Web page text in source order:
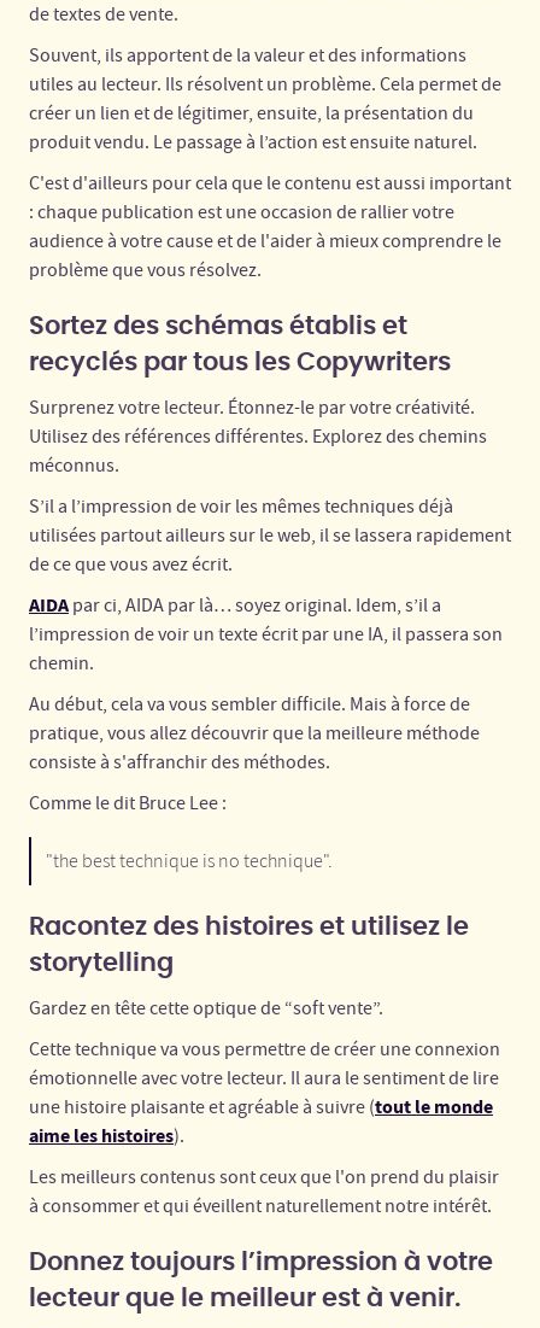
de textes de vente.
Souvent, ils apportent de la valeur et des informations
utiles au lecteur. Ils résolvent un problème. Cela permet de
créer un lien et de légitimer, ensuite, la présentation du
produit vendu. Le passage à l’action est ensuite naturel.
C'est d'ailleurs pour cela que le contenu est aussi important
: chaque publication est une occasion de rallier votre
audience à votre cause et de l'aider à mieux comprendre le
problème que vous résolvez.
Sortez des schémas établis et
recyclés par tous les Copywriters
Surprenez votre lecteur. Étonnez-le par votre créativité.
Utilisez des références différentes. Explorez des chemins
méconnus.
S’il a l’impression de voir les mêmes techniques déjà
utilisées partout ailleurs sur le web, il se lassera rapidement
de ce que vous avez écrit.
AIDApar ci, AIDA par là… soyez original. Idem, s’il a
l’impression de voir un texte écrit par une IA, il passera son
chemin.
Au début, cela va vous sembler difficile. Mais à force de
pratique, vous allez découvrir que la meilleure méthode
consiste à s'affranchir des méthodes.
Comme le dit Bruce Lee :
"the best technique is no technique".
Racontez des histoires et utilisez le
storytelling
Gardez en tête cette optique de “soft vente”.
Cette technique va vous permettre de créer une connexion
émotionnelle avec votre lecteur. Il aura le sentiment de lire
une histoire plaisante et agréable à suivre (tout le monde
aime les histoires).
Les meilleurs contenus sont ceux que l'on prend du plaisir
à consommer et qui éveillent naturellement notre intérêt.
Donnez toujours l’impression à votre
lecteur que le meilleur est à venir.